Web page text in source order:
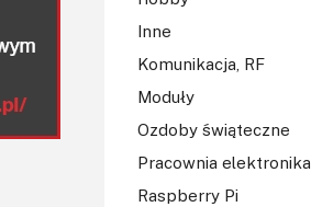
Inne
Komunikacja, RF
Moduły
Ozdoby świąteczne
Pracownia elektronika
Raspberry Pi